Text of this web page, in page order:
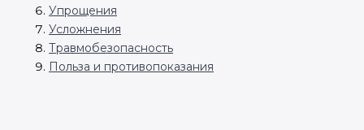
Упрощения
Усложнения
Травмобезопасность
Польза и противопоказания